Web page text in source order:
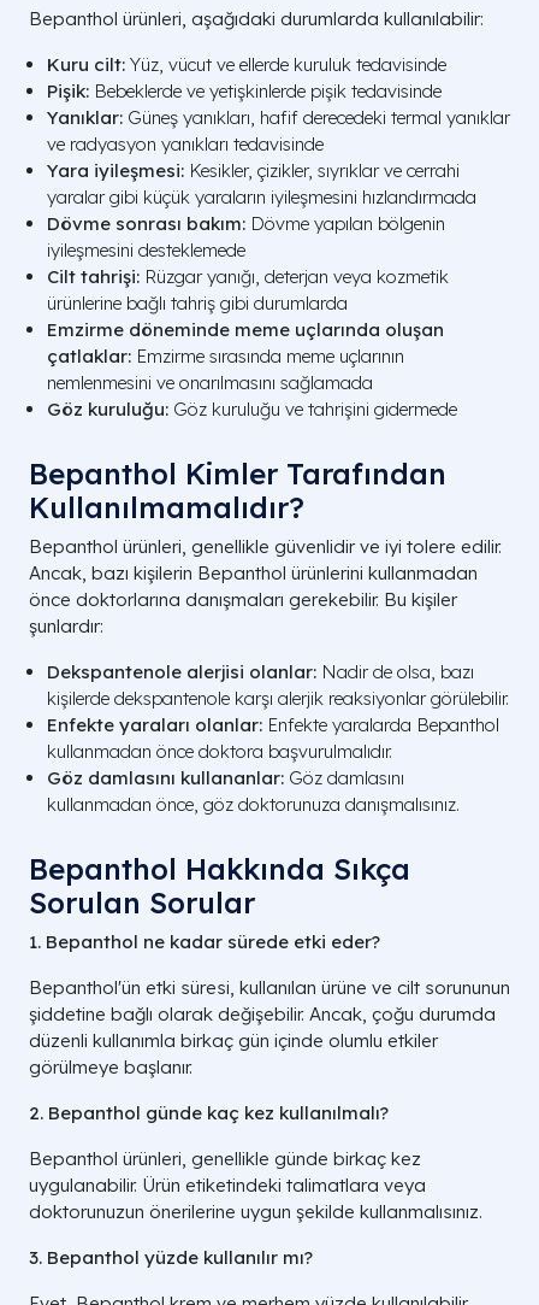
Bepanthol ürünleri, aşağıdaki durumlarda kullanılabilir:
Kuru cilt: Yüz, vücut ve ellerde kuruluk tedavisinde
Pişik: Bebeklerde ve yetişkinlerde pişik tedavisinde
Yanıklar: Güneş yanıkları, hafif derecedeki termal yanıklar
ve radyasyon yanıkları tedavisinde
Yara iyileşmesi: Kesikler, çizikler, sıyrıklar ve cerrahi
yaralar gibi küçük yaraların iyileşmesini hızlandırmada
Dövme sonrası bakım: Dövme yapılan bölgenin
iyileşmesini desteklemede
Cilt tahrişi: Rüzgar yanığı, deterjan veya kozmetik
ürünlerine bağlı tahriş gibi durumlarda
Emzirme döneminde meme uçlarında oluşan
çatlaklar: Emzirme sırasında meme uçlarının
nemlenmesini ve onarılmasını sağlamada
Göz kuruluğu: Göz kuruluğu ve tahrişini gidermede
Bepanthol Kimler Tarafından
Kullanılmamalıdır?
Bepanthol ürünleri, genellikle güvenlidir ve iyi tolere edilir.
Ancak, bazı kişilerin Bepanthol ürünlerini kullanmadan
önce doktorlarına danışmaları gerekebilir. Bu kişiler
şunlardır:
Dekspantenole alerjisi olanlar: Nadir de olsa, bazı
kişilerde dekspantenole karşı alerjik reaksiyonlar görülebilir.
Enfekte yaraları olanlar: Enfekte yaralarda Bepanthol
kullanmadan önce doktora başvurulmalıdır.
Göz damlasını kullananlar: Göz damlasını
kullanmadan önce, göz doktorunuza danışmalısınız.
Bepanthol Hakkında Sıkça
Sorulan Sorular
1. Bepanthol ne kadar sürede etki eder?
Bepanthol'ün etki süresi, kullanılan ürüne ve cilt sorununun
şiddetine bağlı olarak değişebilir. Ancak, çoğu durumda
düzenli kullanımla birkaç gün içinde olumlu etkiler
görülmeye başlanır.
2. Bepanthol günde kaç kez kullanılmalı?
Bepanthol ürünleri, genellikle günde birkaç kez
uygulanabilir. Ürün etiketindeki talimatlara veya
doktorunuzun önerilerine uygun şekilde kullanmalısınız.
3. Bepanthol yüzde kullanılır mı?